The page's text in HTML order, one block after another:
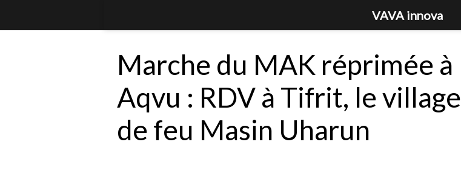
Marche du MAK réprimée à
Aqvu : RDV à Tifrit, le village
de feu Masin Uharun
VAVA innova